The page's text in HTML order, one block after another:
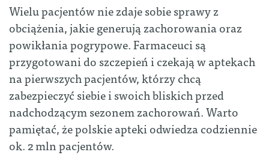
Wielu pacjentów nie zdaje sobie sprawy z
obciążenia, jakie generują zachorowania oraz
powikłania pogrypowe. Farmaceuci są
przygotowani do szczepień i czekają w aptekach
na pierwszych pacjentów, którzy chcą
zabezpieczyć siebie i swoich bliskich przed
nadchodzącym sezonem zachorowań. Warto
pamiętać, że polskie apteki odwiedza codziennie
ok. 2 mln pacjentów.